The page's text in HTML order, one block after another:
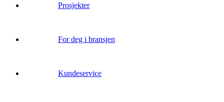
Prosjekter
For deg i bransjen
Kundeservice